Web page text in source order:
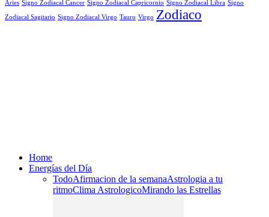
Aries Signo Zodiacal Cancer Signo Zodiacal Capricornio Signo Zodiacal Libra Signo
Zodiacal Sagitario Signo Zodiacal Virgo Tauro Virgo Zodiaco
Home
Energías del Día
TodoAfirmacion de la semanaAstrologia a tu
ritmoClima AstrologicoMirando las Estrellas